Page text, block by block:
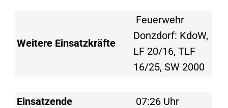
Weitere Einsatzkräfte
Feuerwehr
Donzdorf: KdoW,
LF 20/16, TLF
16/25, SW 2000
Einsatzende 07:26 Uhr